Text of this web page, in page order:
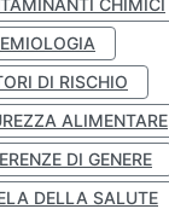
CHIMICI
DI RISCHIO
ALIMENTARE
DI GENERE
DELLA SALUTE